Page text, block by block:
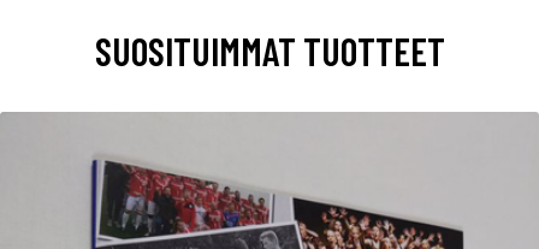
SUOSITUIMMAT TUOTTEET